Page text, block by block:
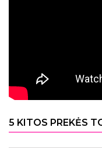
5 KITOS PREKĖS